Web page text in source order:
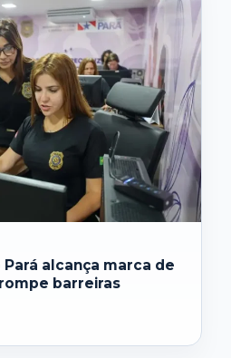
alcança marca de
barreiras